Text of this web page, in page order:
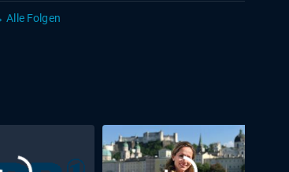
Alle Folgen